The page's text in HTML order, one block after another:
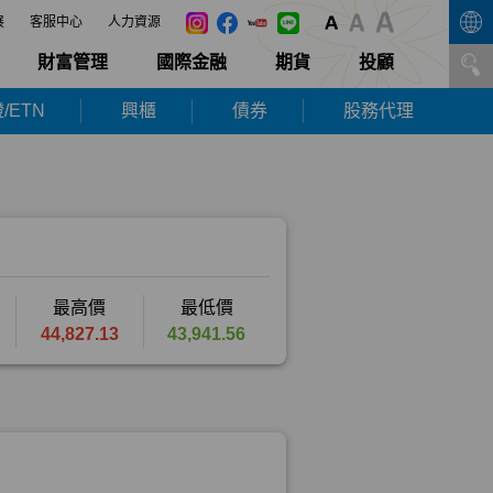
客服中心 人力資源
財富管理 國際金融 期貨 投顧
ETN 興櫃 債券 股務代理